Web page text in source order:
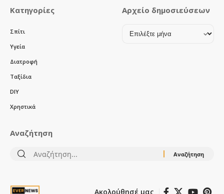
Κατηγορίες
Σπίτι
Υγεία
Διατροφή
Ταξίδια
DIY
Χρηστικά
Αρχείο δημοσιεύσεων
Αρχείο
Αναζήτηση
Αναζήτηση
Ακολούθησέ μας